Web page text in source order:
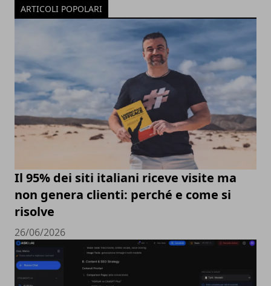
ARTICOLI POPOLARI
Il 95% dei siti italiani riceve visite ma
non genera clienti: perché e come si
risolve
26/06/2026